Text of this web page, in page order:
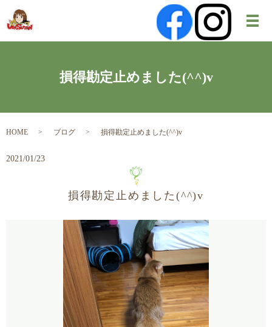
メ
損得勘定止めました(^^)v
HOME ブログ 損得勘定止めました(^^)v
2021/01/23
損得勘定止めました(^^)v